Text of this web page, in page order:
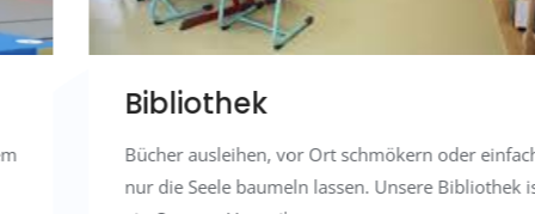
Bibliothek
Bücher ausleihen, vor Ort schmökern oder einfach
nur die Seele baumeln lassen. Unsere Bibliothek ist